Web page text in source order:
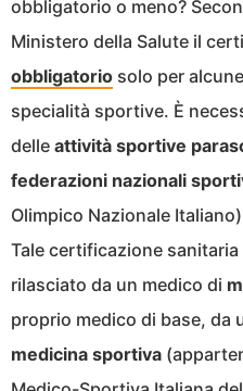
obbligatorio o meno?
Ministero della Salute il
obbligatorio solo per
specialità sportive. È
delle attività sportive
federazioni nazionali
Olimpico Nazionale
Tale certificazione
rilasciato da un medico di
proprio medico di base, da
medicina sportiva